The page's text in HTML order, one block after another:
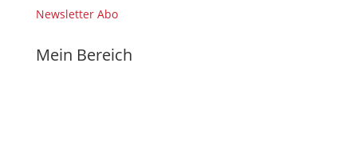
Newsletter Abo
Mein Bereich